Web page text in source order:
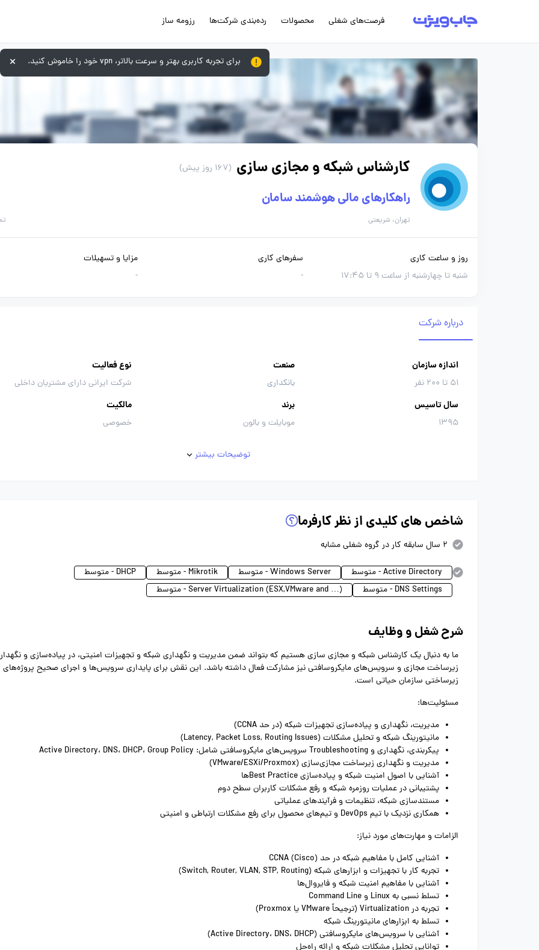
فرصت‌های شغلی محصولات رده‌بندی شرکت‌ها رزومه ساز
کارشناس شبکه و مجازی سازی (167 روز پیش)
راهکارهای مالی هوشمند سامان
تهران، شریعتی
روز و ساعت کاری
شنبه تا چهارشنبه از ساعت 9 تا 17:45
سفرهای کاری
-
مزایا و تسهیلات
-
درباره شرکت
اندازه سازمان
51 تا 200 نفر
صنعت
بانکداری
نوع فعالیت
شرکت ایرانی دارای مشتریان داخلی
سال تاسیس
1395
برند
موبایلت و بالون
مالکیت
خصوصی
توضیحات بیشتر
شاخص های کلیدی از نظر کارفرما
2 سال سابقه کار در گروه شغلی مشابه
Active Directory - متوسط Windows Server - متوسط Mikrotik - متوسط
DHCP - متوسط
DNS Settings - متوسط
Server Virtualization (ESX,VMware and …) - متوسط
شرح شغل و وظایف
ما به دنبال یک کارشناس شبکه و مجازی سازی هستیم که بتواند ضمن مدیریت و نگهداری شبکه و تجهیزات امنیتی، در پیاده‌سازی و
زیرساخت مجازی و سرویس‌های مایکروسافتی نیز مشارکت فعال داشته باشد. این نقش برای پایداری سرویس‌ها و اجرای صحیح پروژه‌های
زیرساختی سازمان حیاتی است.
مسئولیت‌ها:
مدیریت، نگهداری و پیاده‌سازی تجهیزات شبکه (در حد CCNA)
مانیتورینگ شبکه و تحلیل مشکلات (Latency, Packet Loss, Routing Issues)
پیکربندی، نگهداری و Troubleshooting سرویس‌های مایکروسافتی شامل: Active Directory، DNS، DHCP، Group Policy
مدیریت و نگهداری زیرساخت مجازی‌سازی (VMware/ESXi/Proxmox)
آشنایی با اصول امنیت شبکه و پیاده‌سازی Best Practice‌ها
پشتیبانی در عملیات روزمره شبکه و رفع مشکلات کاربران سطح دوم
مستندسازی شبکه، تنظیمات و فرآیندهای عملیاتی
همکاری نزدیک با تیم DevOps و تیم‌های محصول برای رفع مشکلات ارتباطی و امنیتی
الزامات و مهارت‌های مورد نیاز:
آشنایی کامل با مفاهیم شبکه در حد CCNA (Cisco)
تجربه کار با تجهیزات و ابزارهای شبکه (Switch, Router, VLAN, STP, Routing)
آشنایی با مفاهیم امنیت شبکه و فایروال‌ها
تسلط نسبی به Linux و Command Line
تجربه در Virtualization (ترجیحاً VMware یا Proxmox)
تسلط به ابزارهای مانیتورینگ شبکه
آشنایی با سرویس‌های مایکروسافتی (Active Directory، DNS، DHCP)
توانایی تحلیل مشکلات شبکه و ارائه راه‌حل
برای تجربه کاربری بهتر و سرعت بالاتر، vpn خود را خاموش کنید.